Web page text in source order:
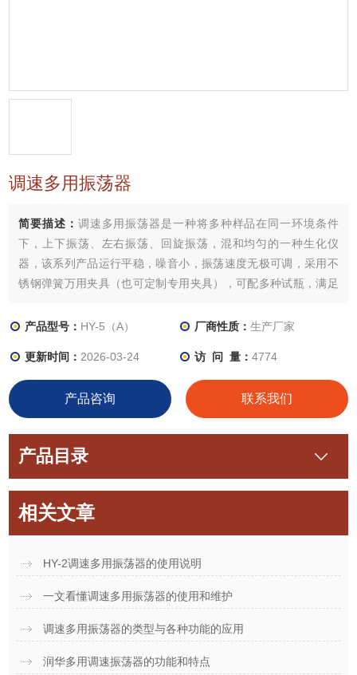
调速多用振荡器
简要描述： 调速多用振荡器是一种将多种样品在同一环境条件
下，上下振荡、左右振荡、回旋振荡，混和均匀的一种生化仪
器，该系列产品运行平稳，噪音小，振荡速度无极可调，采用不
锈钢弹簧万用夹具（也可定制专用夹具），可配多种试瓶，满足
研究和生产中的优选设备。
产品型号： HY-5（A） 厂商性质： 生产厂家
更新时间： 2026-03-24 访 问 量： 4774
产品咨询 联系我们
产品目录
相关文章
HY-2调速多用振荡器的使用说明
一文看懂调速多用振荡器的使用和维护
调速多用振荡器的类型与各种功能的应用
润华多用调速振荡器的功能和特点